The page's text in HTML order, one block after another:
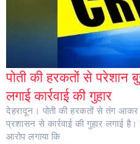
पोती की हरकतों से परेशान
लगाई कार्रवाई की गुहार
देहरादून। पोती की हरकतों से तंग आकर
प्रशासन से कार्रवाई की गुहार लगाई
आरोप लगाया कि